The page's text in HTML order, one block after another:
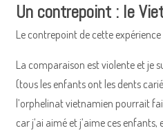
Un contrepoint : le
Le contrepoint de cette
La comparaison est violente et je
(tous les enfants ont les dents
l’orphelinat vietnamien pourrait
car j’ai aimé et j’aime ces